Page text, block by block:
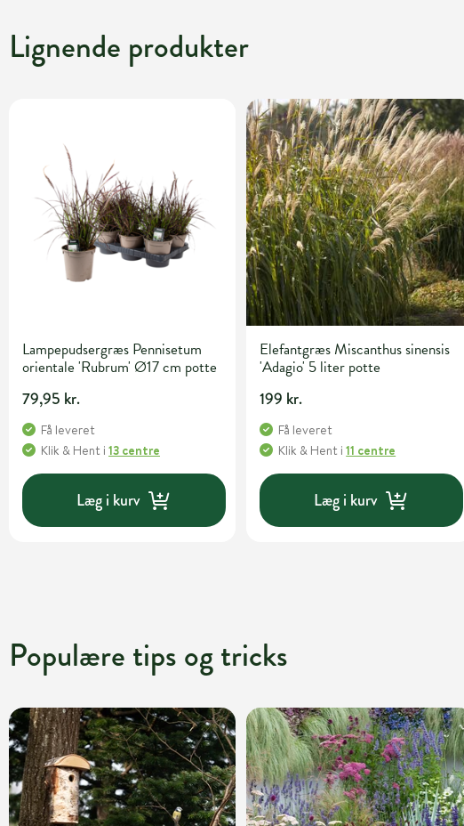
Lignende produkter
Lampepudsergræs Pennisetum
orientale 'Rubrum' Ø17 cm potte
79,95 kr.
Få leveret
Klik & Hent i 13 centre
Læg i kurv
Elefantgræs Miscanthus sinensis
'Adagio' 5 liter potte
199 kr.
Få leveret
Klik & Hent i11 centre
Læg i kurv
Populære tips og tricks